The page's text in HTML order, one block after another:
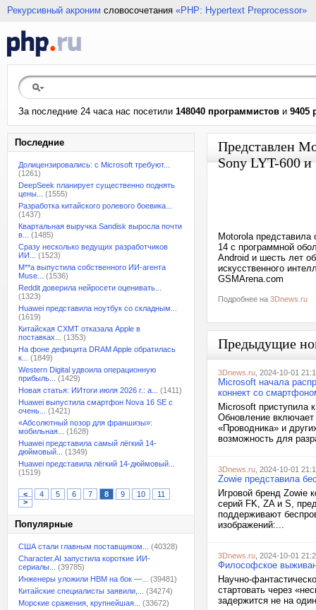
Рекурсивный акроним словосочетания «PHP: Hypertext Preprocessor»
За последние 24 часа нас посетили 148040 программистов и 9405
Последние
Долицензировались: с Microsoft требуют...
(1261)
DeepSeek планирует существенно поднять
цены...
(1555)
Разработка китайского ролевого боевика...
(1437)
Квартальная выручка Sandisk выросла почти
в...
(1485)
Сразу несколько ведущих разработчиков
ИИ...
(1523)
M**a выпустила собственного ИИ-агента
Muse...
(1536)
Reddit доверила нейросети оценивать...
(1323)
Huawei представила ноутбук со складным...
(1619)
Китайская CXMT отказала Apple в
поставках...
(1353)
На фоне дефицита DRAM Apple обратилась
к...
(1849)
Western Digital удвоила операционную
прибыль...
(1429)
Новая статья: ИИтоги июля 2026 г.: а...
(1411)
Huawei выпустила смартфон Nova 16 SE с
очень...
(1421)
«Абсолютный позор для франшизы»:
мобильная...
(1628)
Huawei представила самый лёгкий 14-
дюймовый...
(1349)
Huawei представила лёгкий 14-дюймовый...
(1519)
< 4 5 6 7 8 9 10
11
>
Популярные
США стали главным поставщиком...
(40328)
Character.AI запустила короткие ИИ-
сериалы...
(39785)
Инженеры уложили HBM на бок —...
(39481)
Китайские специалисты заявили,...
(34274)
Морские сражения, крупнейшая...
(33672)
Представлен
Sony LYT-600 и
Motorola
14 с программной
Android и шесть лет
искусственного
GSMArena.com
Подробнее на 3Dnews.ru
Предыдущие
3Dnews.ru , 2024-10-01
Microsoft начала
коннект со
Microsoft приступила
Обновление
«Проводника» и
возможность для
3Dnews.ru , 2024-10-01
Zowie представила
Игровой бренд Zowie
серий FK, ZA и S,
поддерживают
изображений:...
3Dnews.ru , 2024-10-01
Философское
Научно-
стартовать через
задержится не на